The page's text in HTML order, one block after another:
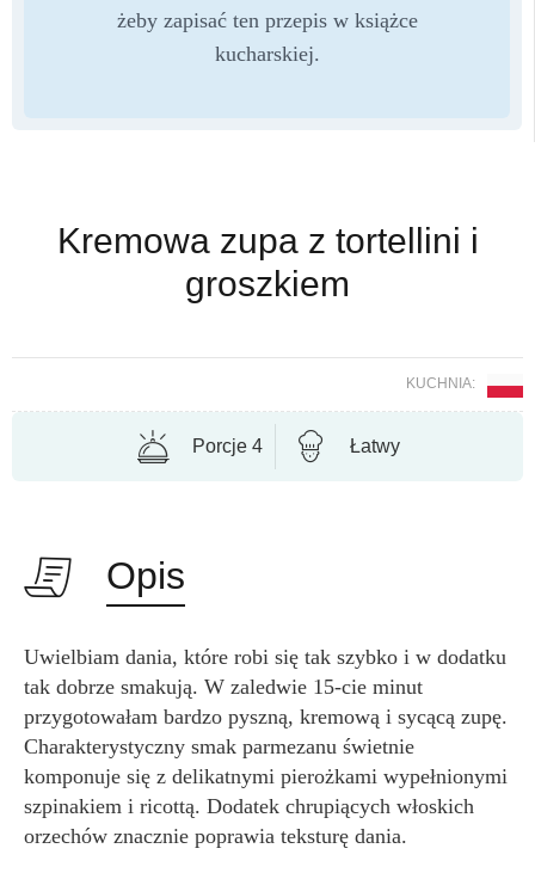
żeby zapisać ten przepis w książce
kucharskiej.
Kremowa zupa z tortellini i
groszkiem
KUCHNIA:
Porcje 4 Łatwy
Opis
Uwielbiam dania, które robi się tak szybko i w dodatku
tak dobrze smakują. W zaledwie 15-cie minut
przygotowałam bardzo pyszną, kremową i sycącą zupę.
Charakterystyczny smak parmezanu świetnie
komponuje się z delikatnymi pierożkami wypełnionymi
szpinakiem i ricottą. Dodatek chrupiących włoskich
orzechów znacznie poprawia teksturę dania.